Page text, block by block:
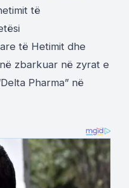
të
të Hetimit dhe
zbarkuar në zyrat e
Pharma” në